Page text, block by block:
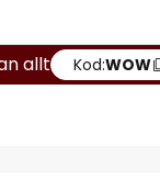
allt Kod:WOW